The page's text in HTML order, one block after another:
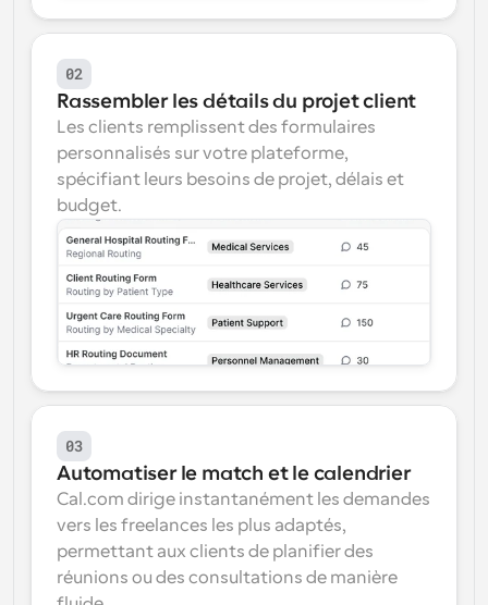
02
Rassembler les détails du projet client
Les clients remplissent des formulaires
personnalisés sur votre plateforme,
spécifiant leurs besoins de projet, délais et
budget.
03
Automatiser le match et le calendrier
Cal.com dirige instantanément les demandes
vers les freelances les plus adaptés,
permettant aux clients de planifier des
réunions ou des consultations de manière